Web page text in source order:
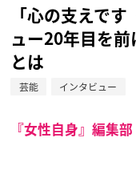
「心の支えで
ュー20年目を前
とは
芸能 インタビュー
『女性自身』編集部